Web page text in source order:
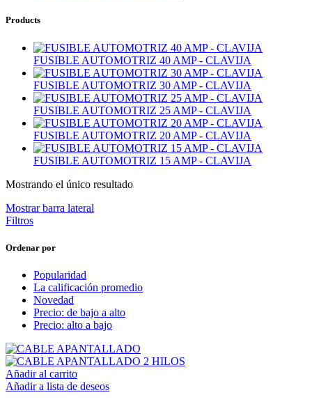
Products
FUSIBLE AUTOMOTRIZ 40 AMP - CLAVIJA
FUSIBLE AUTOMOTRIZ 30 AMP - CLAVIJA
FUSIBLE AUTOMOTRIZ 25 AMP - CLAVIJA
FUSIBLE AUTOMOTRIZ 20 AMP - CLAVIJA
FUSIBLE AUTOMOTRIZ 15 AMP - CLAVIJA
Mostrando el único resultado
Mostrar barra lateral
Filtros
Ordenar por
Popularidad
La calificación promedio
Novedad
Precio: de bajo a alto
Precio: alto a bajo
Añadir al carrito
Añadir a lista de deseos